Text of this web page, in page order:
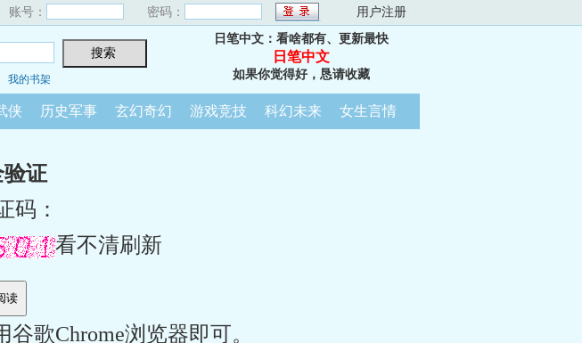
账号： 密码： 用户注册
我的书架
日笔中文：看啥都有、更新最快
日笔中文
如果你觉得好，恳请收藏
侠 历史军事 玄幻奇幻 游戏竞技 科幻未来 女生言情
证
码：
看不清刷新
歌Chrome浏览器即可。